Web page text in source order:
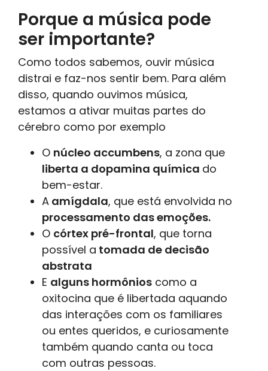
Porque a música pode
ser importante?
Como todos sabemos, ouvir música
distrai e faz-nos sentir bem. Para além
disso, quando ouvimos música,
estamos a ativar muitas partes do
cérebro como por exemplo
O núcleo accumbens, a zona que
liberta a dopamina química do
bem-estar.
A amígdala, que está envolvida no
processamento das emoções.
O córtex pré-frontal, que torna
possível a tomada de decisão
abstrata
E alguns hormônios como a
oxitocina que é libertada aquando
das interações com os familiares
ou entes queridos, e curiosamente
também quando canta ou toca
com outras pessoas.